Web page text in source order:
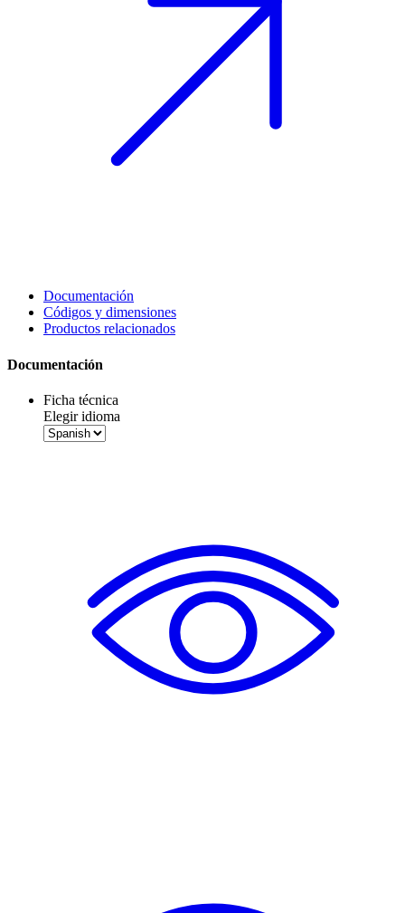
Documentación
Códigos y dimensiones
Productos relacionados
Documentación
Ficha técnica
Elegir idioma